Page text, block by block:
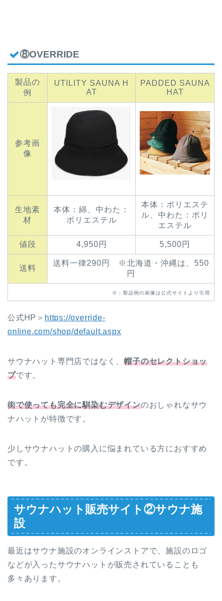
⑧OVERRIDE
製品の
例
UTILITY SAUNA H
AT
PADDED SAUNA
HAT
参考画
像
生地素
材
本体：綿、中わた：
ポリエステル
本体：ポリエステ
ル、中わた：ポリ
エステル
値段 4,950円 5,500円
送料
送料一律290円
※北海道・沖縄は、550
円
※：製品例の画像は公式サイトより引用
公式HP＞ https://override-
online.com/shop/default.aspx
サウナハット専門店ではなく、帽子のセレクトショッ
プです。
街で使っても完全に馴染むデザインのおしゃれなサウ
ナハットが特徴です。
少しサウナハットの購入に悩まれている方におすすめ
です。
サウナハット販売サイト②サウナ施
設
最近はサウナ施設のオンラインストアで、施設のロゴ
などが入ったサウナハットが販売されていることも
多々あります。